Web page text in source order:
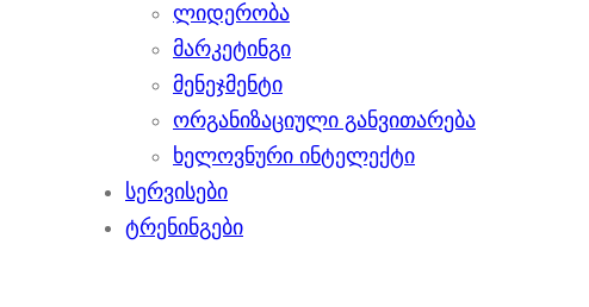
ლიდერობა
მარკეტინგი
მენეჯმენტი
ორგანიზაციული განვითარება
ხელოვნური ინტელექტი
სერვისები
ტრენინგები